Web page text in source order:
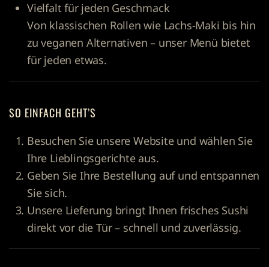
Vielfalt für jeden Geschmack
Von klassischen Rollen wie Lachs-Maki bis hin
zu veganen Alternativen – unser Menü bietet
für jeden etwas.
SO EINFACH GEHT’S
Besuchen Sie unsere Website und wählen Sie
Ihre Lieblingsgerichte aus.
Geben Sie Ihre Bestellung auf und entspannen
Sie sich.
Unsere Lieferung bringt Ihnen frisches Sushi
direkt vor die Tür – schnell und zuverlässig.